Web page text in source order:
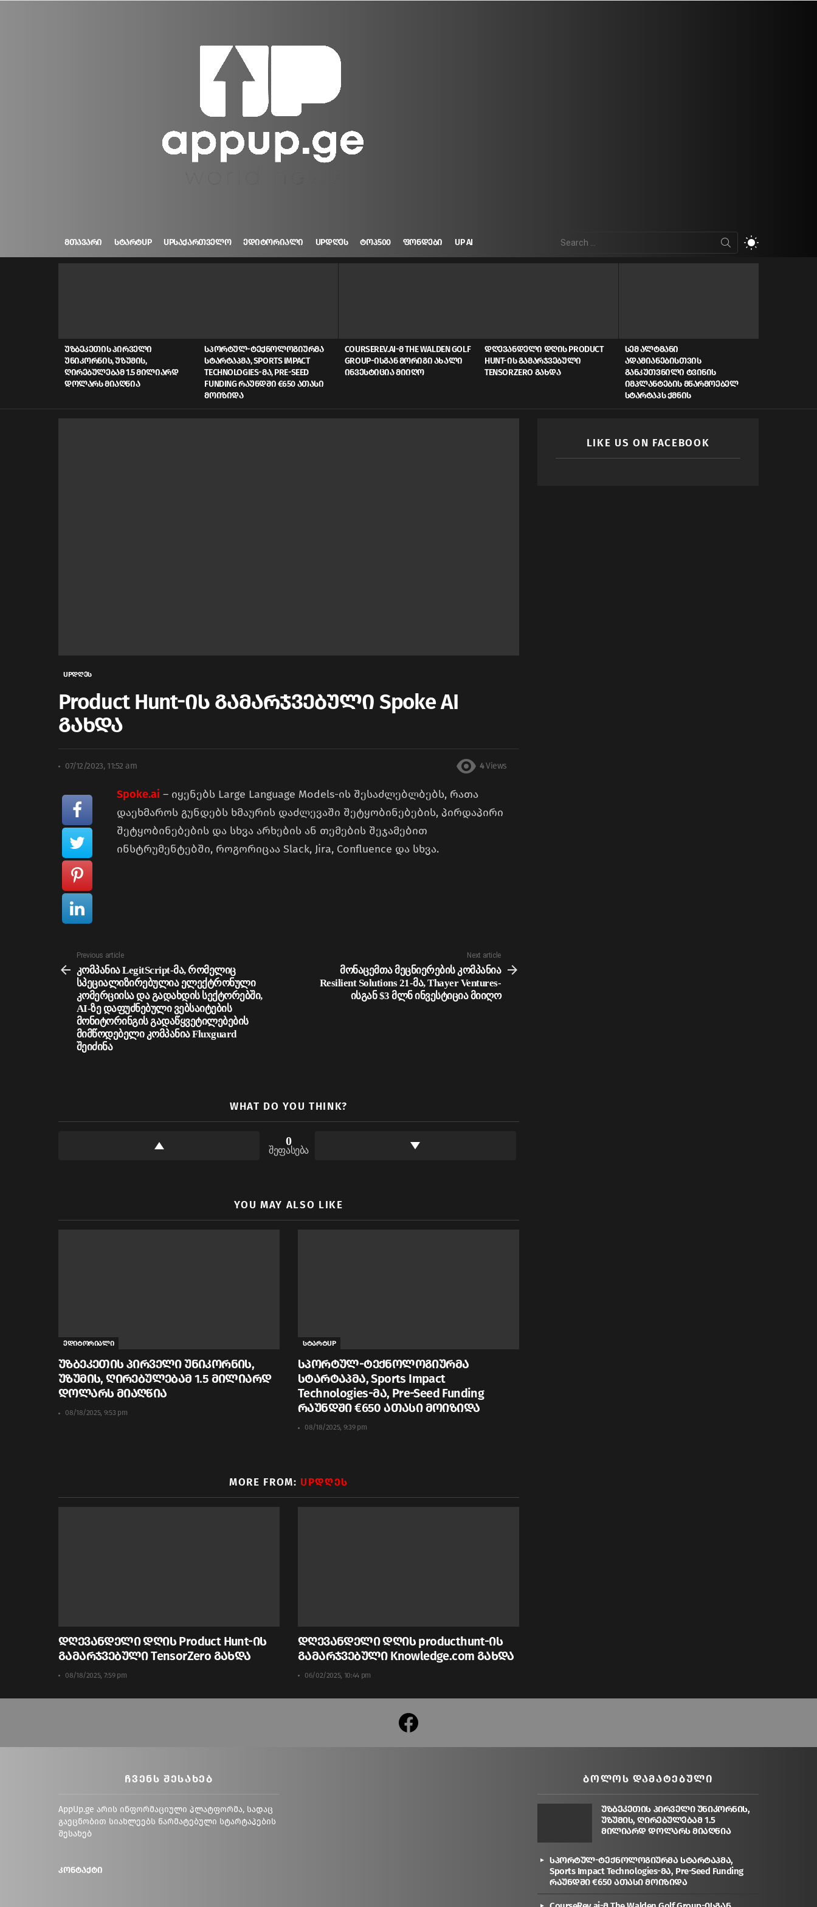
ᲛᲗᲐᲕᲐᲠᲘ ᲡᲢᲐᲠᲢUP UPᲡᲐᲥᲐᲠᲗᲕᲔᲚᲝ ᲔᲓᲘᲢᲝᲠᲘᲐᲚᲘ UPᲓᲦᲔᲡ ᲢᲝᲞ500 ᲤᲝᲜᲓᲔᲑᲘ UP AI
for:
ᲣᲖᲑᲔᲙᲔᲗᲘᲡ ᲞᲘᲠᲕᲔᲚᲘ
ᲣᲜᲘᲙᲝᲠᲜᲘᲡ, ᲣᲖᲣᲛᲘᲡ,
ᲦᲘᲠᲔᲑᲣᲚᲔᲑᲐᲛ 1.5 ᲛᲘᲚᲘᲐᲠᲓ
ᲓᲝᲚᲐᲠᲡ ᲛᲘᲐᲦᲬᲘᲐ
ᲡᲞᲝᲠᲢᲣᲚ-ᲢᲔᲥᲜᲝᲚᲝᲒᲘᲣᲠᲛᲐ
ᲡᲢᲐᲠᲢᲐᲞᲛᲐ, SPORTS IMPACT
TECHNOLOGIES-ᲛᲐ, PRE-SEED
FUNDING ᲠᲐᲣᲜᲓᲨᲘ €650 ᲐᲗᲐᲡᲘ
ᲛᲝᲘᲖᲘᲓᲐ
COURSEREV.AI-Მ THE WALDEN GOLF
GROUP-ᲘᲡᲒᲐᲜ ᲛᲝᲠᲘᲒᲘ ᲐᲮᲐᲚᲘ
ᲘᲜᲕᲔᲡᲢᲘᲪᲘᲐ ᲛᲘᲘᲦᲝ
ᲓᲦᲔᲕᲐᲜᲓᲔᲚᲘ ᲓᲦᲘᲡ PRODUCT
HUNT-ᲘᲡ ᲒᲐᲛᲐᲠᲯᲕᲔᲑᲣᲚᲘ
TENSORZERO ᲒᲐᲮᲓᲐ
ᲡᲔᲛ ᲐᲚᲢᲛᲐᲜᲘ
ᲐᲓᲐᲛᲘᲐᲜᲔᲑᲘᲡᲗᲕᲘᲡ
ᲒᲐᲜᲙᲣᲗᲕᲜᲘᲚᲘ ᲢᲕᲘᲜᲘᲡ
ᲘᲛᲞᲚᲐᲜᲢᲔᲑᲘᲡ ᲛᲬᲐᲠᲛᲝᲔᲑᲔᲚ
ᲡᲢᲐᲠᲢᲐᲞᲡ ᲥᲛᲜᲘᲡ
UPდღეს
Product Hunt-ის გამარჯვებული Spoke AI
გახდა
07/12/2023, 11:52 am 4 Views
Spoke.ai – იყენებს Large Language Models-ის შესაძლებლბებს, რათა
დაეხმაროს გუნდებს ხმაურის დაძლევაში შეტყობინებების, პირდაპირი
შეტყობინებების და სხვა არხების ან თემების შეჯამებით
ინსტრუმენტებში, როგორიცაა Slack, Jira, Confluence და სხვა.
more
Previous article
კომპანია LegitScript-მა, რომელიც
სპეციალიზირებულია ელექტრონული
კომერციისა და გადახდის სექტორებში,
AI-ზე დაფუძნებული ვებსაიტების
მონიტორინგის გადაწყვეტილებების
მიმწოდებელი კომპანია Fluxguard
შეიძინა
Next article
მონაცემთა მეცნიერების კომპანია
Resilient Solutions 21-მა, Thayer Ventures-
ისგან $3 მლნ ინვესტიცია მიიღო
WHAT DO YOU THINK?
0
შეფასება
YOU MAY ALSO LIKE
ედიტორიალი
უზბეკეთის პირველი უნიკორნის,
უზუმის, ღირებულებამ 1.5 მილიარდ
დოლარს მიაღწია
08/18/2025, 9:53 pm
სტარტUP
სპორტულ-ტექნოლოგიურმა
სტარტაპმა, Sports Impact
Technologies-მა, Pre-Seed Funding
რაუნდში €650 ათასი მოიზიდა
08/18/2025, 9:39 pm
MORE FROM: UPᲓᲦᲔᲡ
დღევანდელი დღის Product Hunt-ის
გამარჯვებული TensorZero გახდა
08/18/2025, 7:59 pm
დღევანდელი დღის producthunt-ის
გამარჯვებული Knowledge.com გახდა
06/02/2025, 10:44 pm
LIKE US ON FACEBOOK
facebook
ᲩᲕᲔᲜᲡ ᲨᲔᲡᲐᲮᲔᲑ
AppUp.ge არის ინფორმაციული პლატფორმა, სადაც
გაეცნობით სიახლეებს წარმატებული სტარტაპების
შესახებ
კონტაქტი
ᲑᲝᲚᲝᲡ ᲓᲐᲛᲐᲢᲔᲑᲣᲚᲘ
უზბეკეთის პირველი უნიკორნის,
უზუმის, ღირებულებამ 1.5
მილიარდ დოლარს მიაღწია
სპორტულ-ტექნოლოგიურმა სტარტაპმა,
Sports Impact Technologies-მა, Pre-Seed Funding
რაუნდში €650 ათასი მოიზიდა